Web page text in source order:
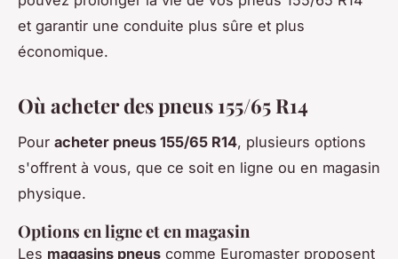
et garantir une conduite plus sûre et plus
économique.
Où acheter des pneus 155/65 R14
Pour acheter pneus 155/65 R14, plusieurs options
s'offrent à vous, que ce soit en ligne ou en magasin
physique.
Options en ligne et en magasin
Les magasins pneus comme Euromaster proposent